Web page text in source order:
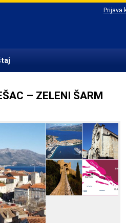
Prijava
– ZELENI ŠARM